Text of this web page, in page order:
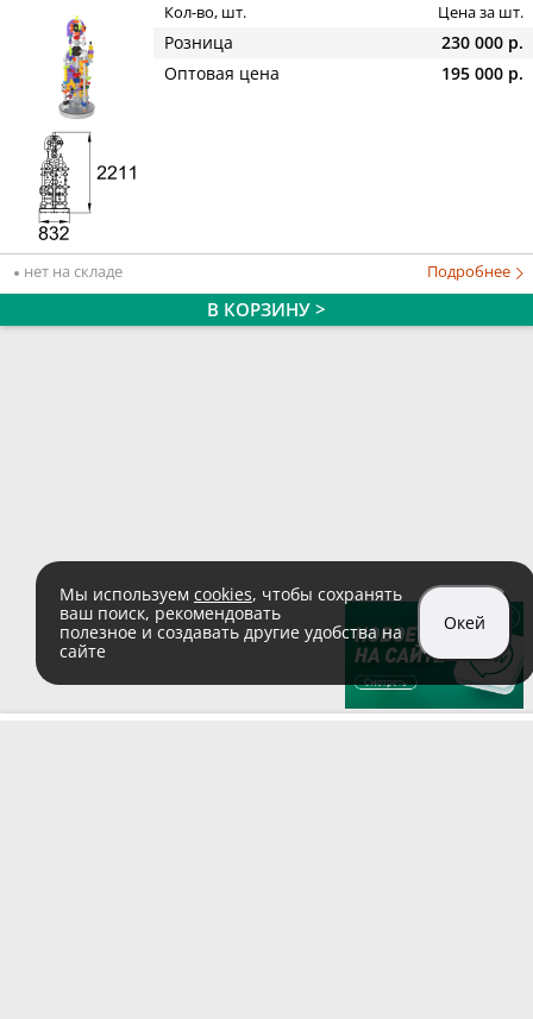
Кол-во, шт. Цена за шт.
Розница
230 000 р.
Оптовая цена
195 000 р.
нет на складе Подробнее
В КОРЗИНУ >
Мы используем cookies, чтобы сохранять
ваш поиск, рекомендовать
полезное и создавать другие удобства на
сайте
Окей